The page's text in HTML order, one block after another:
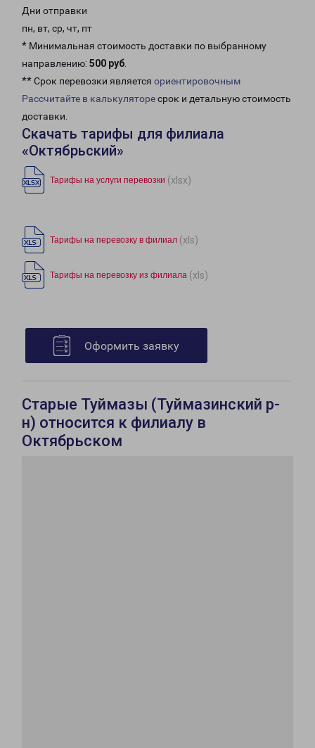
Дни отправки
пн, вт, ср, чт, пт
* Минимальная стоимость доставки по выбранному
направлению: 500 руб.
** Срок перевозки является ориентировочным
Рассчитайте в калькуляторесрок и детальную стоимость
доставки.
Скачать тарифы для филиала
«Октябрьский»
Тарифы на услуги перевозки (xlsx)
Тарифы на перевозку в филиал (xls)
Тарифы на перевозку из филиала (xls)
Оформить заявку
Старые Туймазы (Туймазинский р-
н) относится к филиалу в
Октябрьском